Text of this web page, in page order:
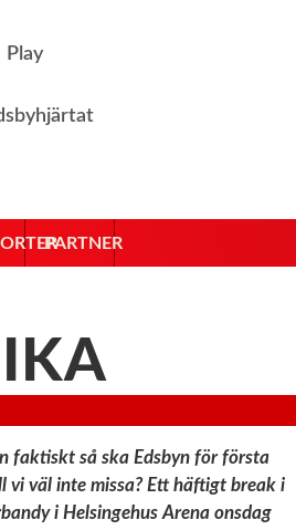
Play
PARTNER
faktiskt så ska Edsbyn för första
vi väl inte missa? Ett häftigt break i
i Helsingehus Arena onsdag